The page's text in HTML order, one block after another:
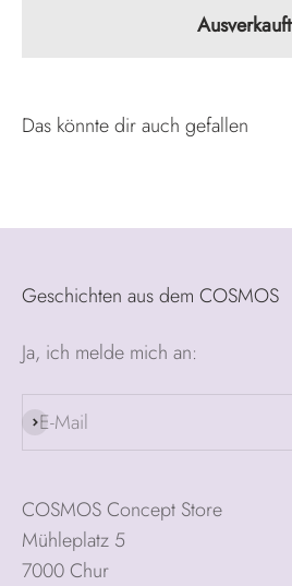
Ausverkauft
Geschichten aus dem COSMOS
Ja, ich melde mich an:
E-Mail
Abonnieren
COSMOS Concept Store
Mühleplatz 5
7000 Chur